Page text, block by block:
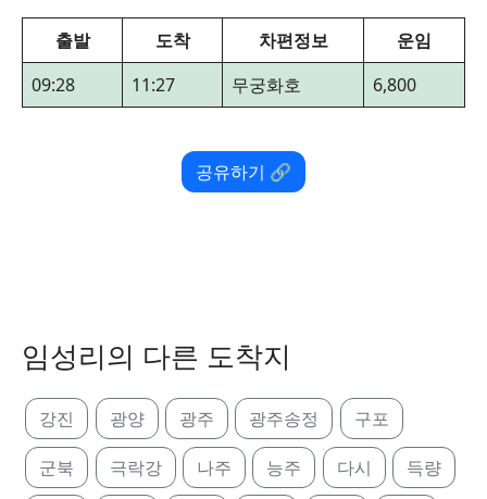
출발 도착 차편정보
운임
09:28
11:27 무궁화호 6,800
공유하기 🔗
임성리의 다른 도착지
강진 광양 광주 광주송정 구포
군북 극락강 나주 능주 다시 득량